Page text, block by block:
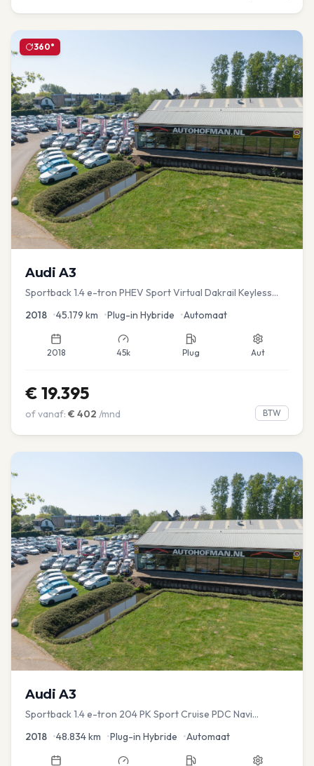
360°
Audi A3
Sportback 1.4 e-tron PHEV Sport Virtual Dakrail Keyless
2018 •45.179 km •Plug-in Hybride •Automaat
2018 45k Plug Aut
€ 19.395
of vanaf: € 402 /mnd BTW
Audi A3
Sportback 1.4 e-tron 204 PK Sport Cruise PDC Navi
2018 •48.834km •Plug-in Hybride •Automaat